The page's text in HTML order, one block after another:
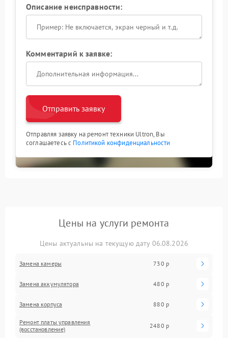
Описание неисправности:
Комментарий к заявке:
Отправить заявку
Отправляя заявку на ремонт техники Ultron, Вы
соглашаетесь с Политикой конфиденциальности
Цены на услуги ремонта
Цены актуальны на текущую дату 06.08.2026
Замена камеры 730 р
Замена аккумулятора 480 р
Замена корпуса 880 р
Ремонт платы управления
(восстановление)
2480 р